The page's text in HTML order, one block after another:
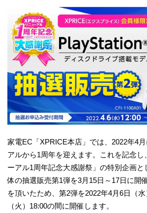
家電EC「XPRICE本店」では、2022年4
アルから1周年を迎えます。これを記念し
ーアル1周年記念大感謝祭」の特別企画
体の抽選販売第1弾を3月15日～17日に開
を頂いたため、第2弾を2022年4月6日（水
（火）18:00の間に開催します。